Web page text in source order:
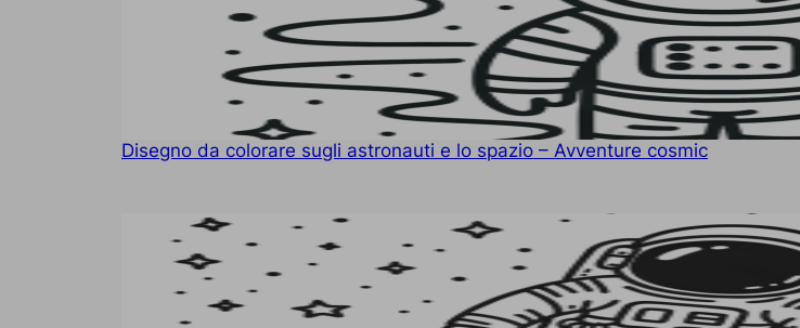
Disegno da colorare sugli astronauti e lo spazio – Avventure cosmic